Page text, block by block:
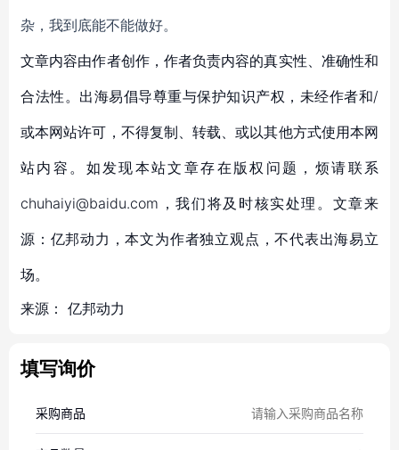
杂，我到底能不能做好。
文章内容由作者创作，作者负责内容的真实性、准确性和
合法性。出海易倡导尊重与保护知识产权，未经作者和/
或本网站许可，不得复制、转载、或以其他方式使用本网
站内容。如发现本站文章存在版权问题，烦请联系
chuhaiyi@baidu.com，我们将及时核实处理。文章来
源：亿邦动力，本文为作者独立观点，不代表出海易立
场。
来源： 亿邦动力
填写询价